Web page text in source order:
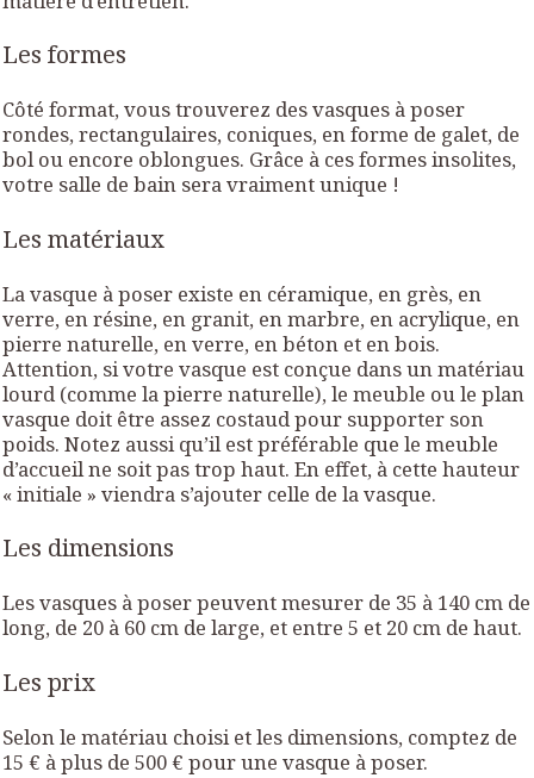
Les formes
Côté format, vous trouverez des vasques à poser
rondes, rectangulaires, coniques, en forme de galet, de
bol ou encore oblongues. Grâce à ces formes insolites,
votre salle de bain sera vraiment unique !
Les matériaux
La vasque à poser existe en céramique, en grès, en
verre, en résine, en granit, en marbre, en acrylique, en
pierre naturelle, en verre, en béton et en bois.
Attention, si votre vasque est conçue dans un matériau
lourd (comme la pierre naturelle), le meuble ou le plan
vasque doit être assez costaud pour supporter son
poids. Notez aussi qu’il est préférable que le meuble
d’accueil ne soit pas trop haut. En effet, à cette hauteur
« initiale » viendra s’ajouter celle de la vasque.
Les dimensions
Les vasques à poser peuvent mesurer de 35 à 140 cm de
long, de 20 à 60 cm de large, et entre 5 et 20 cm de haut.
Les prix
Selon le matériau choisi et les dimensions, comptez de
15 € à plus de 500 € pour une vasque à poser.